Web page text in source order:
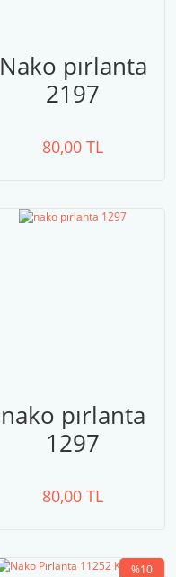
Nako pırlanta
2197
80,00 TL
nako pırlanta
1297
80,00 TL
%10